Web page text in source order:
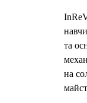
та
на